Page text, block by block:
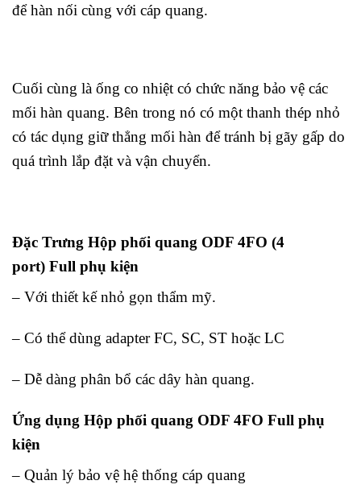
để hàn nối cùng với cáp quang.
Cuối cùng là ống co nhiệt có chức năng bảo vệ các
mối hàn quang. Bên trong nó có một thanh thép nhỏ
có tác dụng giữ thẳng mối hàn để tránh bị gãy gấp do
quá trình lắp đặt và vận chuyển.
Đặc Trưng Hộp phối quang ODF 4FO (4
port) Full phụ kiện
– Với thiết kế nhỏ gọn thẩm mỹ.
– Có thể dùng adapter FC, SC, ST hoặc LC
– Dễ dàng phân bổ các dây hàn quang.
Ứng dụng Hộp phối quang ODF 4FO Full phụ
kiện
– Quản lý bảo vệ hệ thống cáp quang